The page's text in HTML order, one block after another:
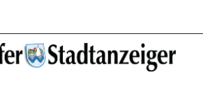
Trio-Konzert